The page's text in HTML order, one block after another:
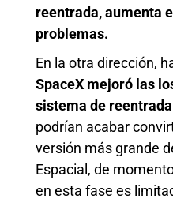
reentrada, aumenta
problemas.
En la otra dirección,
SpaceX mejoró las
sistema de
podrían acabar
versión más grande
Espacial, de
en esta fase es